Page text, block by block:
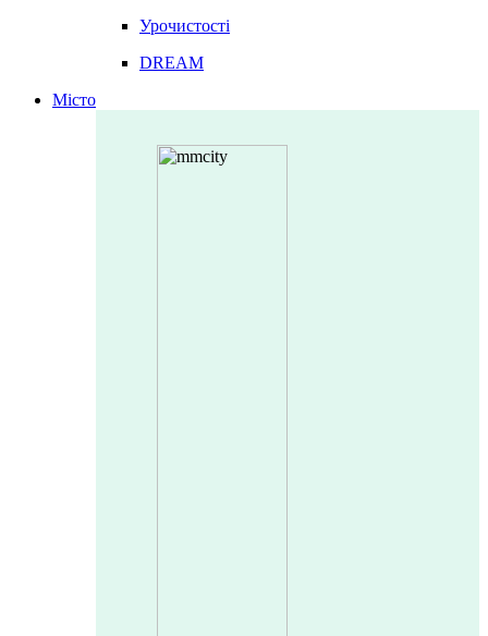
Урочистості
DREAM
Місто